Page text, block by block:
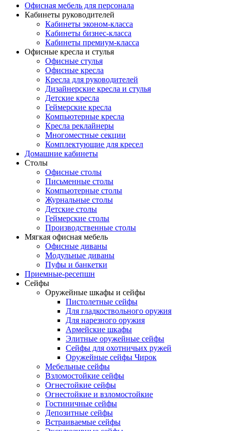
Офисная мебель для персонала
Кабинеты руководителей
Кабинеты эконом-класса
Кабинеты бизнес-класса
Кабинеты премиум-класса
Офисные кресла и стулья
Офисные стулья
Офисные кресла
Кресла для руководителей
Дизайнерские кресла и стулья
Детские кресла
Геймерские кресла
Компьютерные кресла
Кресла реклайнеры
Многоместные секции
Комплектующие для кресел
Домашние кабинеты
Столы
Офисные столы
Письменные столы
Компьютерные столы
Журнальные столы
Детские столы
Геймерские столы
Производственные столы
Мягкая офисная мебель
Офисные диваны
Модульные диваны
Пуфы и банкетки
Приемные-ресепшн
Сейфы
Оружейные шкафы и сейфы
Пистолетные сейфы
Для гладкоствольного оружия
Для нарезного оружия
Армейские шкафы
Элитные оружейные сейфы
Сейфы для охотничьих ружей
Оружейные сейфы Чирок
Мебельные сейфы
Взломостойкие сейфы
Огнестойкие сейфы
Огнестойкие и взломостойкие
Гостиничные сейфы
Депозитные сейфы
Встраиваемые сейфы